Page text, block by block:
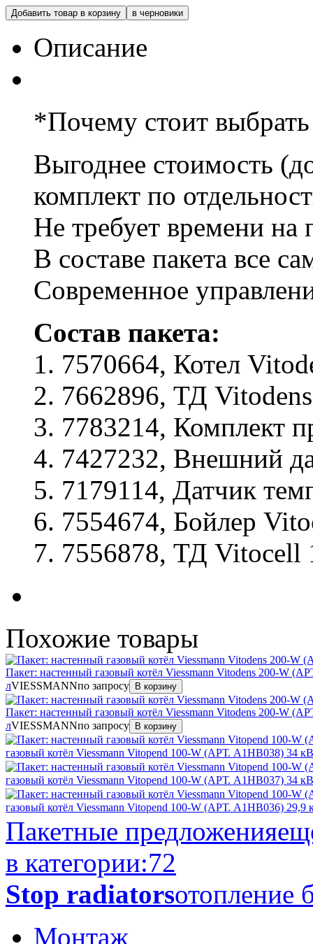
Добавить товар в корзину в черновики
Описание
*Почему стоит
Выгоднее стоимость
комплект по
Не требует времени на
В составе пакета все
Современное
Состав пакета:
1. 7570664, Котел
2. 7662896, ТД
3. 7783214, Комплект
4. 7427232, Внешний
5. 7179114, Датчик
6. 7554674, Бойлер
7. 7556878, ТД
Похожие товары
Пакет: настенный газовый котёл Viessmann Vitodens 200-W
лVIESSMANNпо запросу В корзину
Пакет: настенный газовый котёл Viessmann Vitodens 200-W
лVIESSMANNпо запросу В корзину
газовый котёл Viessmann Vitopend 100-W (АРТ. A1HB038) 34
газовый котёл Viessmann Vitopend 100-W (АРТ. A1HB037) 34
газовый котёл Viessmann Vitopend 100-W (АРТ. A1HB036)
Пакетные предложения
в категории:72
Stop radiatorsотопление
Монтаж